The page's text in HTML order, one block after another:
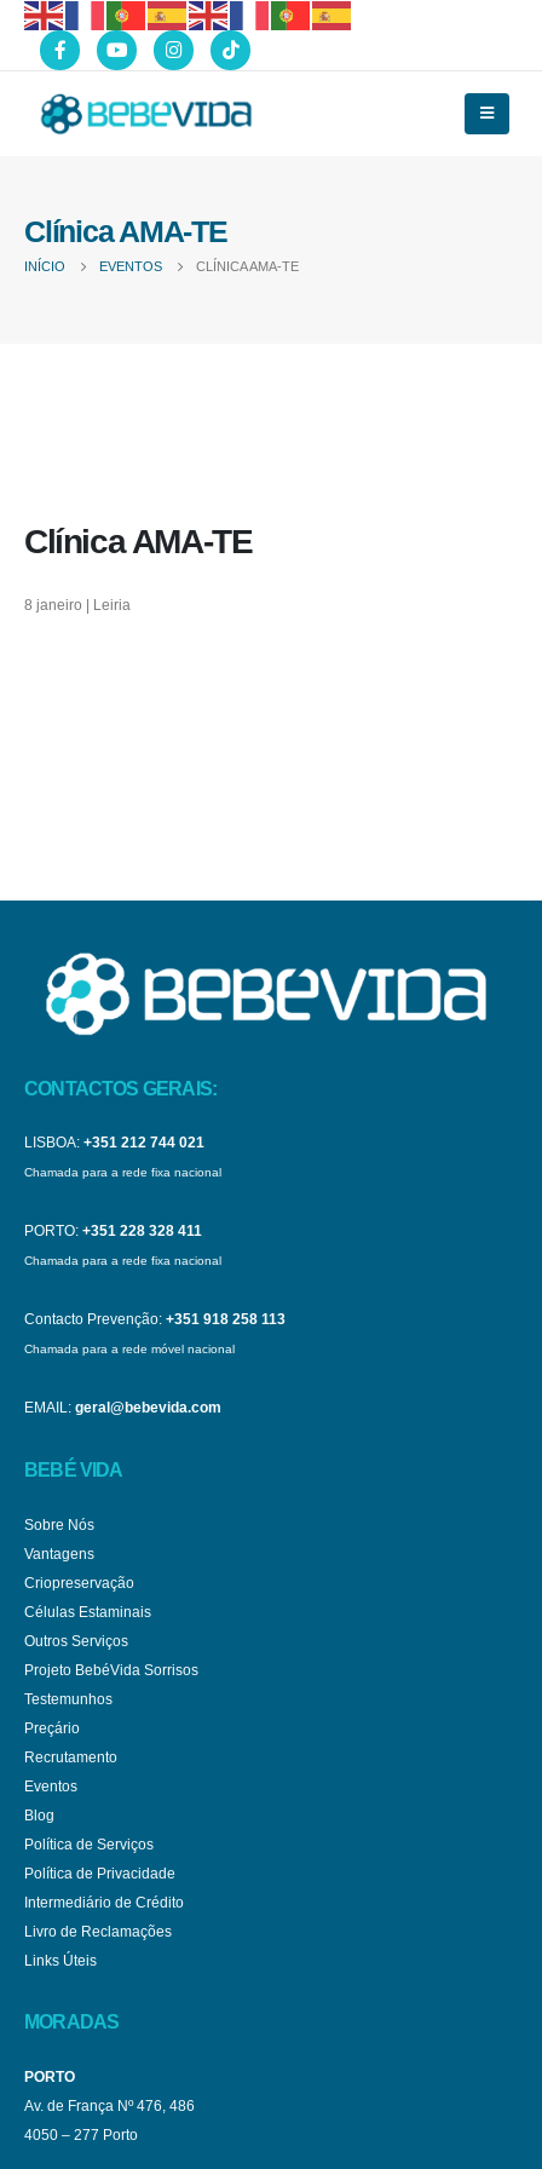
Clínica AMA-TE
INÍCIO EVENTOS CLÍNICA AMA-TE
Clínica AMA-TE
8 janeiro | Leiria
CONTACTOS GERAIS:
LISBOA: +351 212 744 021
Chamada para a rede fixa nacional
PORTO: +351 228 328 411
Chamada para a rede fixa nacional
Contacto Prevenção: +351 918 258 113
Chamada para a rede móvel nacional
EMAIL: geral@bebevida.com
BEBÉ VIDA
Sobre Nós
Vantagens
Criopreservação
Células Estaminais
Outros Serviços
Projeto BebéVida Sorrisos
Testemunhos
Preçário
Recrutamento
Eventos
Blog
Política de Serviços
Política de Privacidade
Intermediário de Crédito
Livro de Reclamações
Links Úteis
MORADAS
PORTO
Av. de França Nº 476, 486
4050 – 277 Porto